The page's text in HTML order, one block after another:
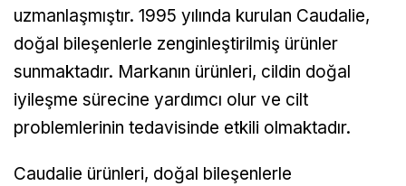
uzmanlaşmıştır. 1995 yılında kurulan Caudalie,
doğal bileşenlerle zenginleştirilmiş ürünler
sunmaktadır. Markanın ürünleri, cildin doğal
iyileşme sürecine yardımcı olur ve cilt
problemlerinin tedavisinde etkili olmaktadır.
Caudalie ürünleri, doğal bileşenlerle